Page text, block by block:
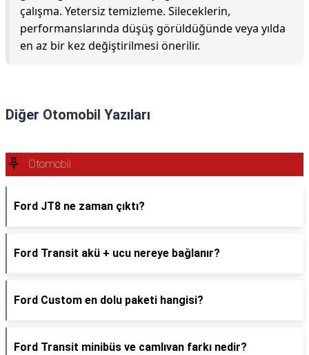
çalışma. Yetersiz temizleme. Sileceklerin,
performanslarında düşüş görüldüğünde veya yılda
en az bir kez değiştirilmesi önerilir.
Diğer Otomobil Yazıları
Otomobil
Ford JT8 ne zaman çıktı?
Ford Transit akü + ucu nereye bağlanır?
Ford Custom en dolu paketi hangisi?
Ford Transit minibüs ve camlıvan farkı nedir?